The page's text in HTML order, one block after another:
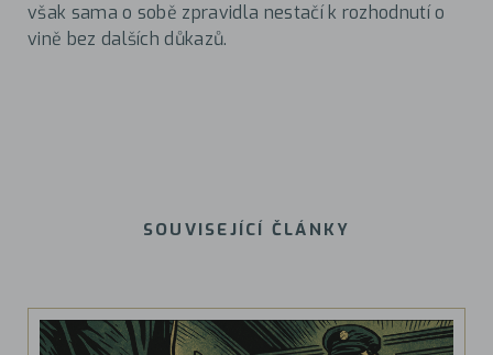
však sama o sobě zpravidla nestačí k rozhodnutí o
vině bez dalších důkazů.
SOUVISEJÍCÍ ČLÁNKY